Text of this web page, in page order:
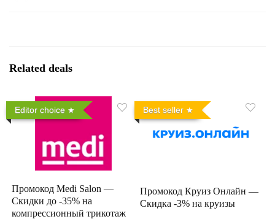
Related deals
Editor choice
Промокод Medi Salon —
Скидки до -35% на
компрессионный трикотаж
Best seller
Промокод Круиз Онлайн —
Скидка -3% на круизы